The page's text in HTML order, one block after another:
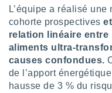
ou
vous
L’équipe a réalisé
cohorte prospectives
relation linéaire
aliments ultra-
causes confondues.
de l’apport
hausse de 3 % du